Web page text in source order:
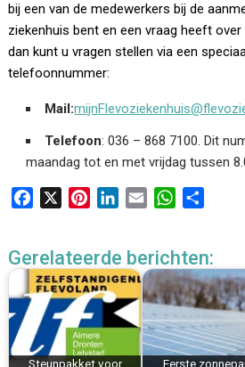
bij een van de medewerkers bij de
ziekenhuis bent en een vraag heeft
dan kunt u vragen stellen via een
telefoonnummer:
Mail:
Telefoon: 036 – 868 7100. Dit
maandag tot en met vrijdag tussen
e
b
o
k
t
e
r
e
s
k
e
d
I
i
l
W
t
s
A
p
p
e
n
Gerelateerde berichten:
Steunpakket voor
Eerste